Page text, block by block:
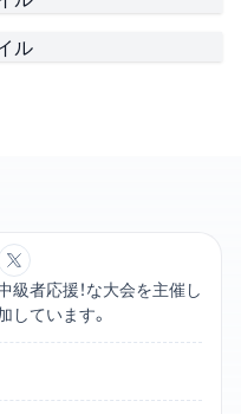
maxのXアカウントリンク
級者応援！な大会を主催し
しています。